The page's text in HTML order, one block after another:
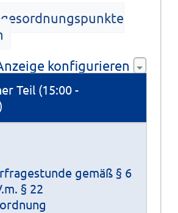
konfigurieren
Tagesordnung
Teil (15:00 -
gemäß § 6
§ 22